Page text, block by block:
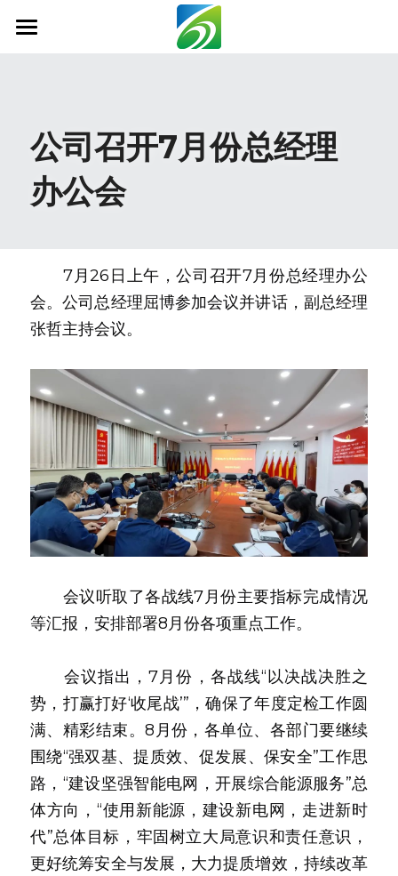
新闻资讯
信息公开
业务范围
科技创新
搜索
公司召开7月份总经理
办公会
7月26日上午，公司召开7月份总经理办公
会。公司总经理屈博参加会议并讲话，副总经理
张哲主持会议。
会议听取了各战线7月份主要指标完成情况
等汇报，安排部署8月份各项重点工作。
会议指出，7月份，各战线“以决战决胜之
势，打赢打好‘收尾战’”，确保了年度定检工作圆
满、精彩结束。8月份，各单位、各部门要继续
围绕“强双基、提质效、促发展、保安全”工作思
路，“建设坚强智能电网，开展综合能源服务”总
体方向，“使用新能源，建设新电网，走进新时
代”总体目标，牢固树立大局意识和责任意识，
更好统筹安全与发展，大力提质增效，持续改革